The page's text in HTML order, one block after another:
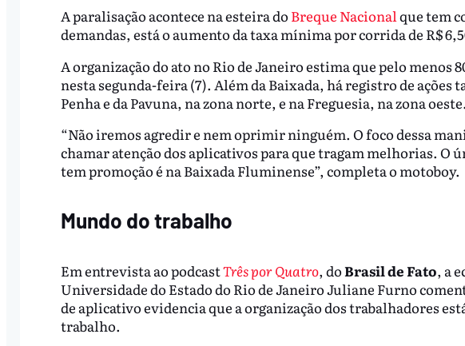
A paralisação acontece na esteira do Breque Nacional que tem
demandas, está o aumento da taxa mínima por corrida de R$
A organização do ato no Rio de Janeiro estima que pelo menos
nesta segunda-feira (7). Além da Baixada, há registro de ações
Penha e da Pavuna, na zona norte, e na Freguesia, na zona oeste.
“Não iremos agredir e nem oprimir ninguém. O foco dessa
chamar atenção dos aplicativos para que tragam melhorias. O
tem promoção é na Baixada Fluminense”, completa o motoboy.
Mundo do trabalho
Em entrevista ao podcastTrês por Quatro, doBrasil de Fato, a
Universidade do Estado do Rio de Janeiro Juliane Furno
de aplicativo evidencia que a organização dos trabalhadores
trabalho.